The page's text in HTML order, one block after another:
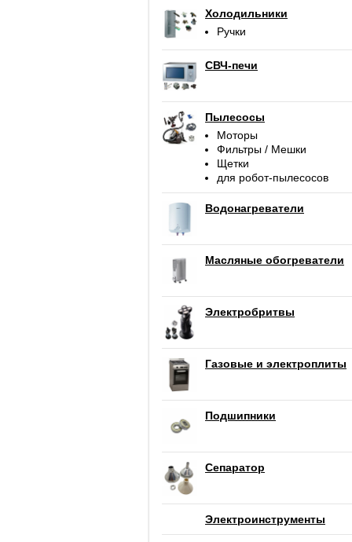
Холодильники
Ручки
СВЧ-печи
Пылесосы
Моторы
Фильтры / Мешки
Щетки
для робот-пылесосов
Водонагреватели
Масляные обогреватели
Электробритвы
Газовые и электроплиты
Подшипники
Сепаратор
Электроинструменты